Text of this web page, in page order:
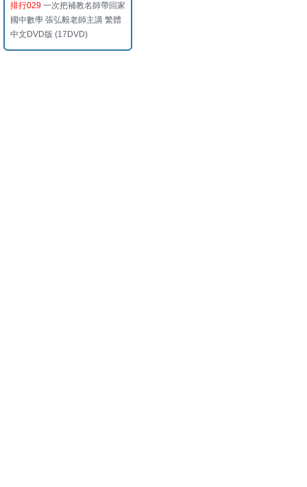
排行029 一次把補教名師帶回家
國中數學 張弘毅老師主講 繁體
中文DVD版 (17DVD)